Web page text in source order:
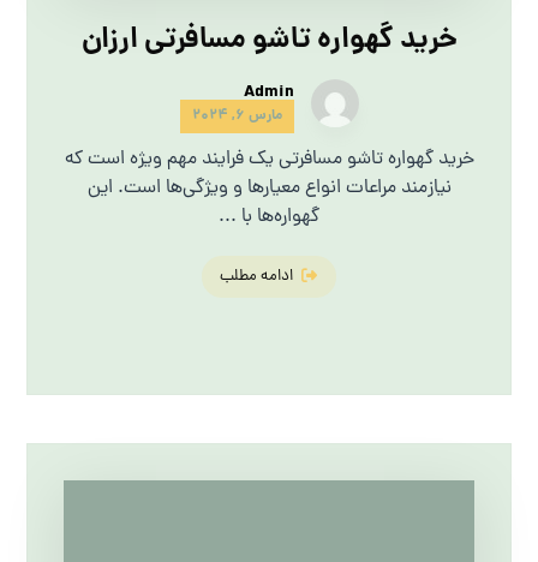
خرید گهواره تاشو مسافرتی ارزان
Admin
مارس 6, 2024
خرید گهواره تاشو مسافرتی یک فرایند مهم ویژه است که
نیازمند مراعات انواع معیارها و ویژگی‌ها است. این
گهواره‌ها با ...
ادامه مطلب